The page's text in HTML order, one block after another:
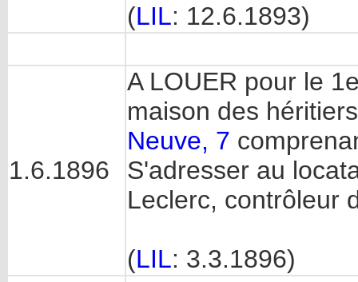
(LIL: 12.6.1893)
1.6.1896
A LOUER pour le
maison des
Neuve, 7
S'adresser au
Leclerc, contrôleur
(LIL: 3.3.1896)